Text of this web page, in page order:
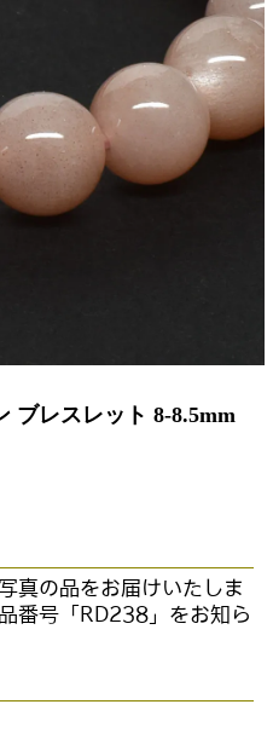
ブレスレット 8-8.5mm
真の品をお届けいたしま
番号「RD238」をお知ら